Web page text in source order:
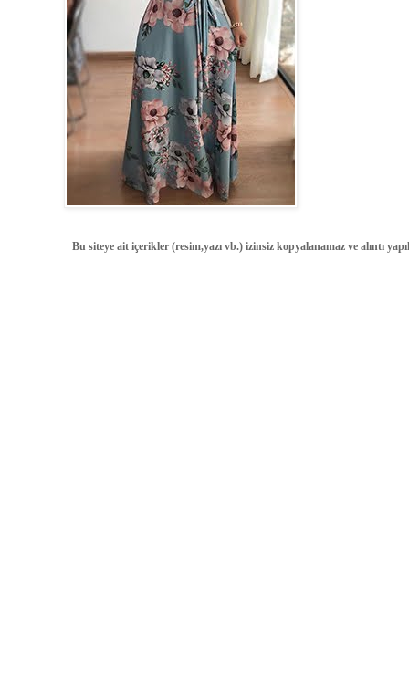
Bu siteye ait içerikler (resim,yazı vb.) izinsiz kopyalanamaz ve alıntı